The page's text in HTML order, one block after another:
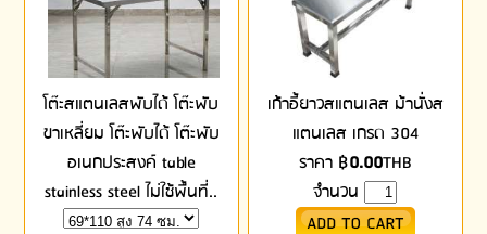
โต๊ะสแตนเลสพับได้ โต๊ะพับ
ขาเหลี่ยม โต๊ะพับได้ โต๊ะพับ
อเนกประสงค์ table
stainless steel ไม่ใช้พื้นที่..
เก้าอี้ยาวสแตนเลส ม้านั่งส
แตนเลส เกรด 304
ราคา ฿0.00THB
จำนวน